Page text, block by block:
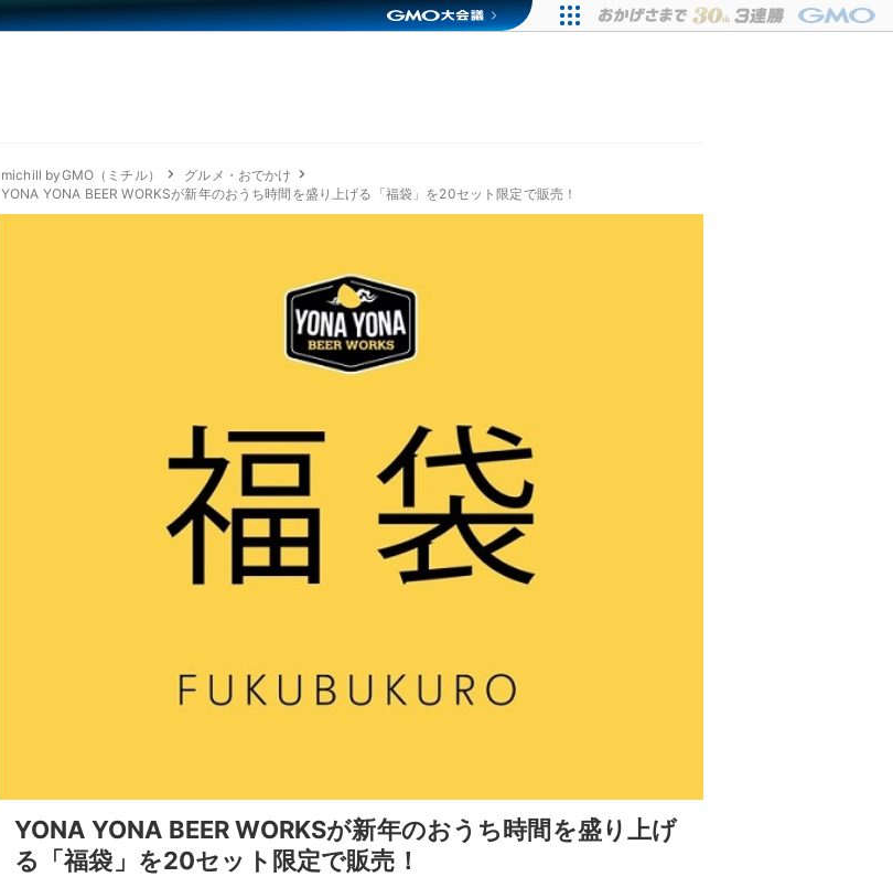
michill byGMO（ミチル）
グルメ・おでかけ
YONA YONA BEER WORKSが新年のおうち時間を盛り上げる「福袋」を20セット限定で販売！
YONA YONA BEER WORKSが新年のおうち時間を盛り上げ
る「福袋」を20セット限定で販売！